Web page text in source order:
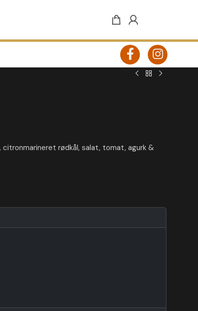
rødkål, salat, tomat, agurk &